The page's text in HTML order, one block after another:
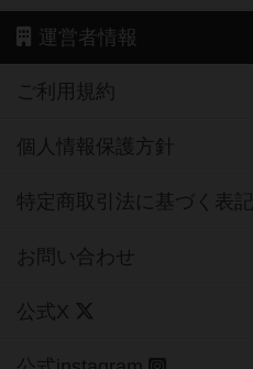
運営者情報
ご利用規約
個人情報保護方針
特定商取引法に基づく表記
お問い合わせ
公式X